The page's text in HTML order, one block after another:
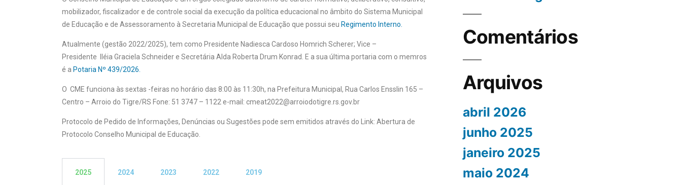
mobilizador, fiscalizador e de controle social da execução da política educacional no âmbito do Sistema Municipal
de Educação e de Assessoramento à Secretaria Municipal de Educação que possui seu Regimento Interno.
Atualmente (gestão 2022/2025), tem como Presidente Nadiesca Cardoso Homrich Scherer; Vice –
Presidente
Iléia Graciela Schneidere Secretária Alda Roberta Drum Konrad. E a sua última portaria com o memros
é a Potaria Nº 439/2026.
O CME funciona às sextas -feiras no horário das 8:00 às 11:30h, na Prefeitura Municipal, Rua Carlos Ensslin 165 –
Centro – Arroio do Tigre/RS Fone: 51 3747 – 1122 e-mail: cmeat2022@arroiodotigre.rs.gov.br
Protocolo de Pedido de Informações, Denúncias ou Sugestões pode sem emitidos através do Link: Abertura de
Protocolo Conselho Municipal de Educação.
2025 2024 2023 2022 2019
Comentários
Arquivos
abril 2026
junho 2025
janeiro 2025
maio 2024